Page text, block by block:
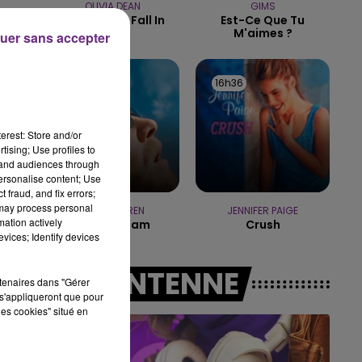
19h15 - 20h00
LA RADIO POP
OLIVIA DEAN
So Easy (to Fall In
Love)
GIMS
Est-Ce Que Tu
M'aimes ?
ALEX WARREN
Fever Dream
16h36
16h36
JENNIFER PAIGE
Crush
A L'ANTENNE
Store and/or
Use profiles to
audiences through
content; Use
fraud, and fix errors;
process personal
actively
Identify devices
dans "Gérer
que pour
cookies" situé en
sans accepter